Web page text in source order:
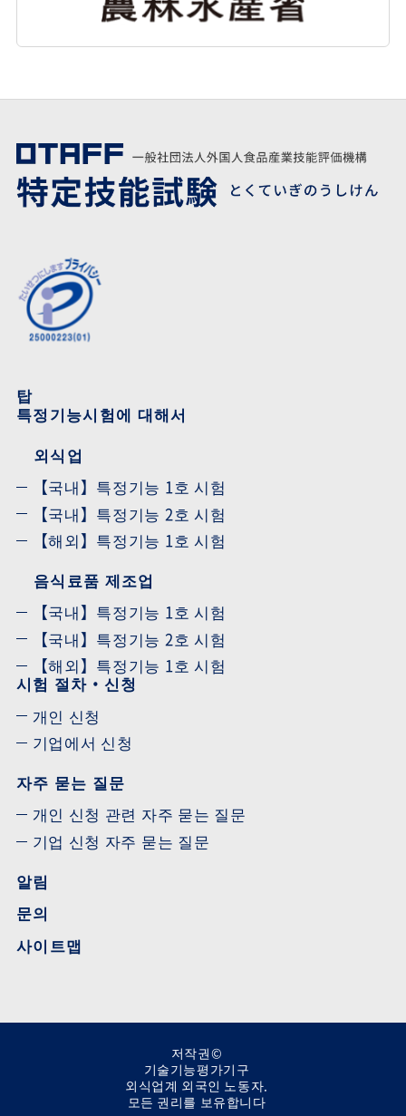
탑
특정기능시험에 대해서
외식업
【국내】특정기능 1호 시험
【국내】특정기능 2호 시험
【해외】특정기능 1호 시험
음식료품 제조업
【국내】특정기능 1호 시험
【국내】특정기능 2호 시험
【해외】특정기능 1호 시험
시험 절차・신청
개인 신청
기업에서 신청
자주 묻는 질문
개인 신청 관련 자주 묻는 질문
기업 신청 자주 묻는 질문
알림
문의
사이트맵
저작권©
기술기능평가기구
외식업계 외국인 노동자.
모든 권리를 보유합니다